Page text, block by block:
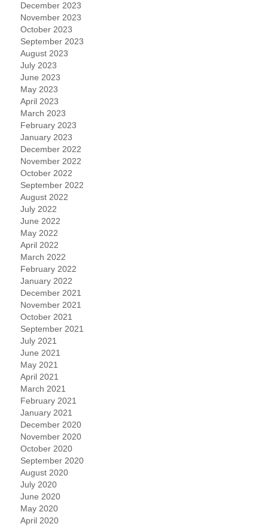
December 2023
November 2023
October 2023
September 2023
August 2023
July 2023
June 2023
May 2023
April 2023
March 2023
February 2023
January 2023
December 2022
November 2022
October 2022
September 2022
August 2022
July 2022
June 2022
May 2022
April 2022
March 2022
February 2022
January 2022
December 2021
November 2021
October 2021
September 2021
July 2021
June 2021
May 2021
April 2021
March 2021
February 2021
January 2021
December 2020
November 2020
October 2020
September 2020
August 2020
July 2020
June 2020
May 2020
April 2020